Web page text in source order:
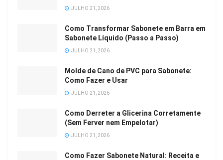
JULHO 21, 2026
Como Transformar Sabonete em Barra em
Sabonete Líquido (Passo a Passo)
JULHO 21, 2026
Molde de Cano de PVC para Sabonete:
Como Fazer e Usar
JULHO 21, 2026
Como Derreter a Glicerina Corretamente
(Sem Ferver nem Empelotar)
JULHO 21, 2026
Como Fazer Sabonete Natural: Receita e